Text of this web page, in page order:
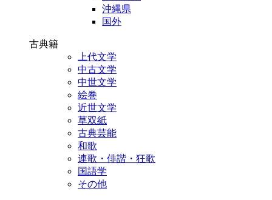
沖縄県
国外
古典籍
上代文学
中古文学
中世文学
絵巻
近世文学
草双紙
古典芸能
和歌
連歌・俳諧・狂歌
国語学
その他